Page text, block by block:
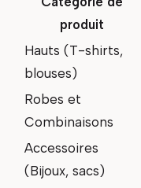
produit
Hauts (T-shirts,
blouses)
Robes et
Combinaisons
Accessoires
(Bijoux, sacs)